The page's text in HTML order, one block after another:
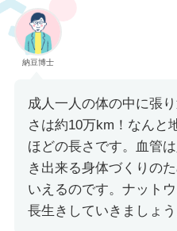
納豆博士
成人一人の体の中に張
さは約10万km！なんと
ほどの長さです。血管
き出来る身体づくりの
いえるのです。ナット
長生きしていきましょう